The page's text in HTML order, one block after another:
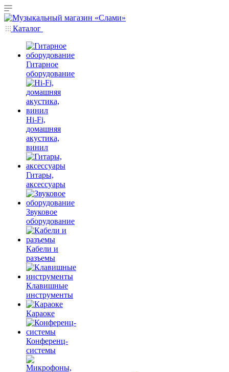
Каталог
Гитарное
оборудование
Hi-Fi,
домашняя
акустика,
винил
Гитары,
аксессуары
Звуковое
оборудование
Кабели и
разъемы
Клавишные
инструменты
Караоке
Конференц-
системы